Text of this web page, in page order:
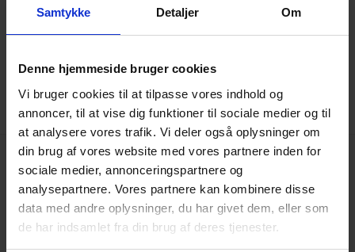
Samtykke Detaljer Om
Denne hjemmeside bruger cookies
Vi bruger cookies til at tilpasse vores indhold og
annoncer, til at vise dig funktioner til sociale medier og til
at analysere vores trafik. Vi deler også oplysninger om
din brug af vores website med vores partnere inden for
sociale medier, annonceringspartnere og
analysepartnere. Vores partnere kan kombinere disse
data med andre oplysninger, du har givet dem, eller som
de har indsamlet fra din brug af deres tjenester.
Vi beklager besværet
sende os en mail påpost@cyklistforbundet.dk